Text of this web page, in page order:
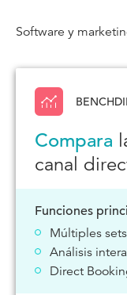
Software y
Compara
canal
Funciones
Múltiples
Análisis
Direct